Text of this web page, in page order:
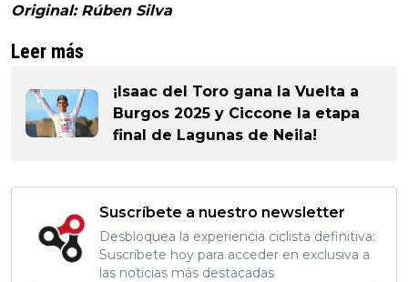
Original: Rúben Silva
Leer más
¡Isaac del Toro gana la Vuelta a
Burgos 2025 y Ciccone la etapa
final de Lagunas de Neila!
Suscríbete a nuestro newsletter
Desbloquea la experiencia ciclista definitiva:
Suscríbete hoy para acceder en exclusiva a
las noticias más destacadas